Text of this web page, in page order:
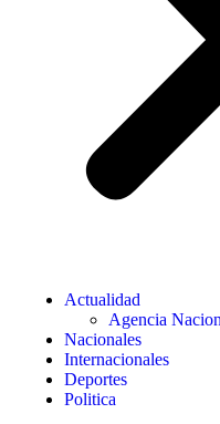
Actualidad
Agencia
Nacionales
Internacionales
Deportes
Politica